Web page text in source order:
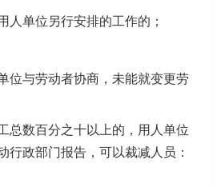
单位另行安排的工作的；
与劳动者协商，未能就变更劳
数百分之十以上的，用人单位
政部门报告，可以裁减人员：